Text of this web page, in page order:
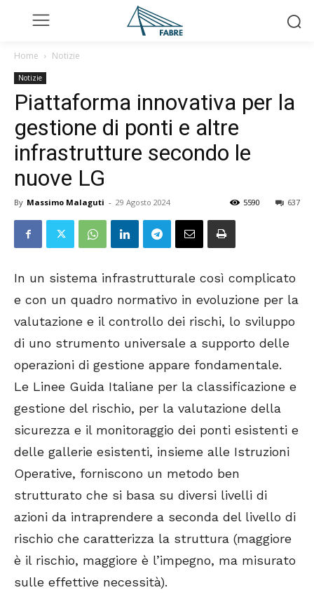
Home Notizie
Notizie
Piattaforma innovativa per la
gestione di ponti e altre
infrastrutture secondo le
nuove LG
By Massimo Malaguti - 29 Agosto 2024 637
5590
In un sistema infrastrutturale così complicato
e con un quadro normativo in evoluzione per la
valutazione e il controllo dei rischi, lo sviluppo
di uno strumento universale a supporto delle
operazioni di gestione appare fondamentale.
Le Linee Guida Italiane per la classificazione e
gestione del rischio, per la valutazione della
sicurezza e il monitoraggio dei ponti esistenti e
delle gallerie esistenti, insieme alle Istruzioni
Operative, forniscono un metodo ben
strutturato che si basa su diversi livelli di
azioni da intraprendere a seconda del livello di
rischio che caratterizza la struttura (maggiore
è il rischio, maggiore è l’impegno, ma misurato
sulle effettive necessità).